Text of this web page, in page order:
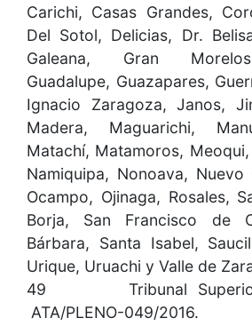
Carichi, Casas Grandes,
Del Sotol, Delicias, Dr.
Galeana, Gran
Guadalupe, Guazapares,
Ignacio Zaragoza, Janos,
Madera, Maguarichi,
Matachí, Matamoros,
Namiquipa, Nonoava, Nuevo
Ocampo, Ojinaga, Rosales,
Borja, San Francisco de
Bárbara, Santa Isabel,
Urique, Uruachi y Valle de
49 Tribunal Superior
ATA/PLENO-049/2016.